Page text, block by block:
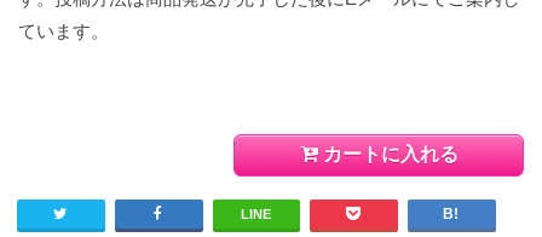
ています。
カートに入れる
LINE